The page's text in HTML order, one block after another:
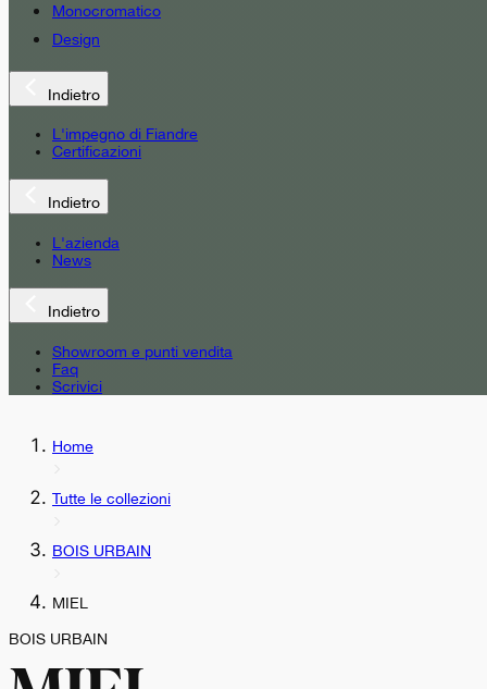
Monocromatico
Design
Indietro
L'impegno di Fiandre
Certificazioni
Indietro
L'azienda
News
Indietro
Showroom e punti vendita
Faq
Scrivici
Home
Tutte le collezioni
BOIS URBAIN
MIEL
BOIS URBAIN